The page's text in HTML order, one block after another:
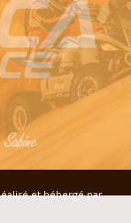
et hébergé par